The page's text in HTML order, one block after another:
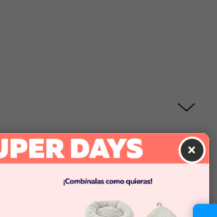
Cantidad:
-
×